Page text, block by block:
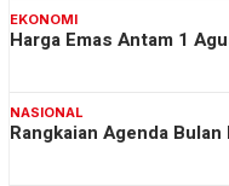
EKONOMI
Harga Emas Antam 1
NASIONAL
Rangkaian Agenda